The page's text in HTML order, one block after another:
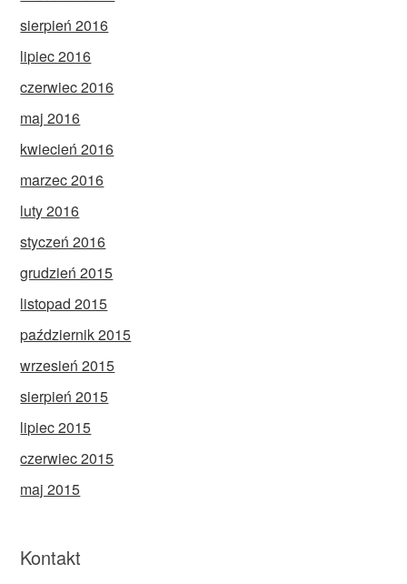
sierpień 2016
lipiec 2016
czerwiec 2016
maj 2016
kwiecień 2016
marzec 2016
luty 2016
styczeń 2016
grudzień 2015
listopad 2015
październik 2015
wrzesień 2015
sierpień 2015
lipiec 2015
czerwiec 2015
maj 2015
Kontakt